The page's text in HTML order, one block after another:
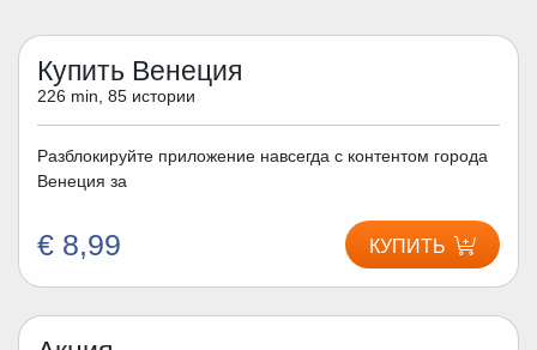
Купить Венеция
226 min, 85 истории
Разблокируйте приложение навсегда с контентом города
Венеция за
€ 8,99 КУПИТЬ